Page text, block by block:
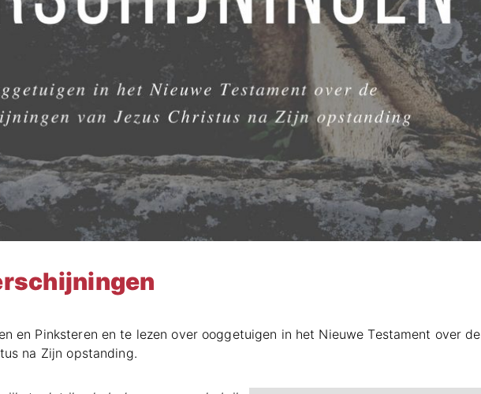
en Pinksteren en te lezen over ooggetuigen in het Nieuwe Testament over de
na Zijn opstanding.